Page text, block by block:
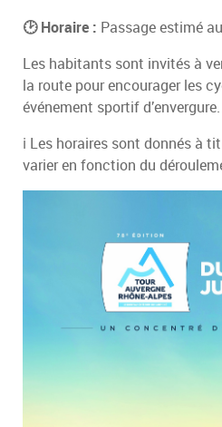
🕑 Horaire : Passage estimé
Les habitants sont invités à
la route pour encourager les
événement sportif d’envergure.
ℹ️ Les horaires sont donnés à
varier en fonction du